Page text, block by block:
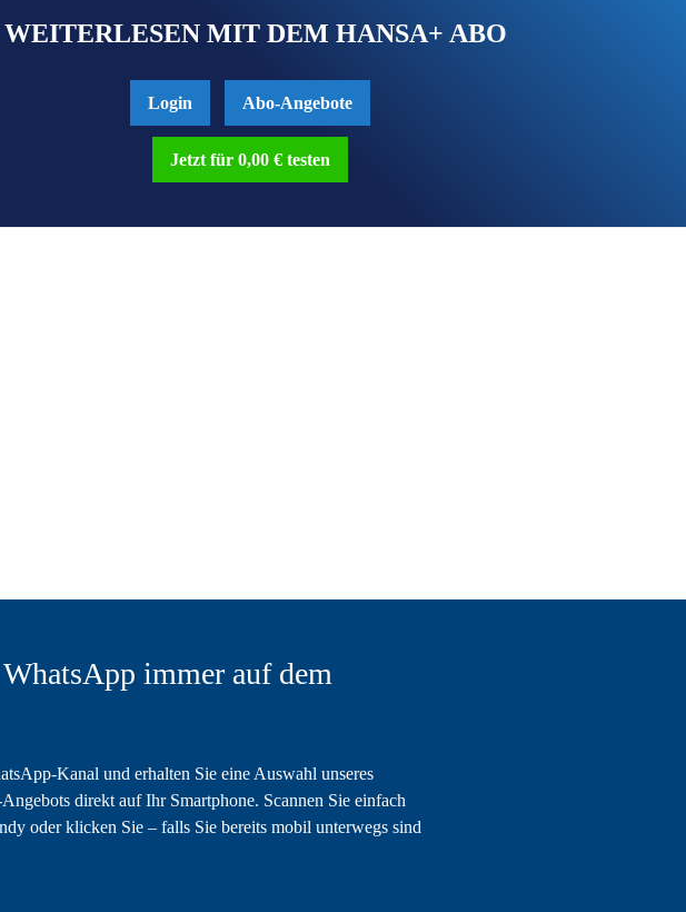
WEITERLESEN MIT DEM HANSA+ ABO
Login Abo-Angebote
Jetzt für 0,00 € testen
immer auf dem
Kanal und erhalten Sie eine Auswahl unseres
direkt auf Ihr Smartphone. Scannen Sie einfach
oder klicken Sie – falls Sie bereits mobil unterwegs sind